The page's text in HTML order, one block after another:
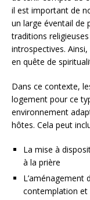
il est important de
un large éventail de
traditions
introspectives.
en quête de
Dans ce contexte,
logement pour ce
environnement
hôtes. Cela peut
La mise à
à la prière
L’aménagement
contemplation et